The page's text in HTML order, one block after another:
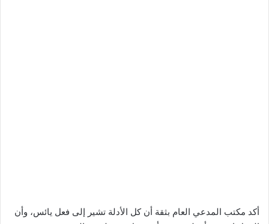
أكد مكتب المدعي العام بثقة أن كل الأدلة تشير إلى فعل يائس، وأن